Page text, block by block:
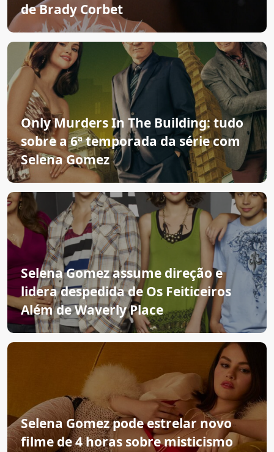
de Brady Corbet
Only Murders In The Building: tudo
sobre a 6ª temporada da série com
Selena Gomez
Selena Gomez assume direção e
lidera despedida de Os Feiticeiros
Além de Waverly Place
Selena Gomez pode estrelar novo
filme de 4 horas sobre misticismo